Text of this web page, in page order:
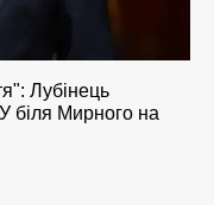
Лубінець
біля Мирного на